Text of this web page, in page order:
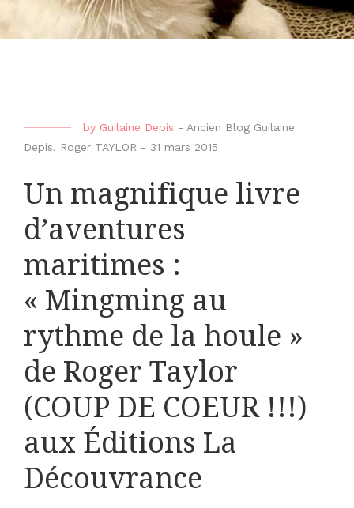
by Guilaine Depis - Ancien Blog Guilaine
Depis, Roger TAYLOR - 31 mars 2015
Un magnifique livre
d’aventures
maritimes :
« Mingming au
rythme de la houle »
de Roger Taylor
(COUP DE COEUR !!!)
aux Éditions La
Découvrance